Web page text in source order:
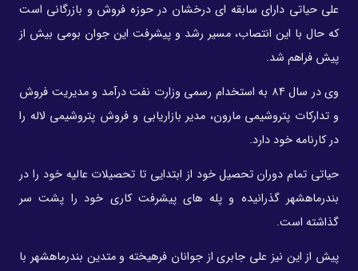
علی حیاتی دارای سابقه ای درخشان در حوزه فروش و بازرگانی است
که حال با این انتصاب، مسیر رشد و پیشرفت این جوان بومی بیش از
پیش فراهم شد.
وی در سال ۸۴ به استخدام رسمی وزارت نفت درآمد و مدیریت فروش
و تدارکات پتروشیمی مارون، مدیر بازاریابی و فروش پتروشیمی لاله را
در کارنامه خود دارد.
حیاتی تمام دوران تحصیل خود از ابتدایی تا تحصیلات عالیه خود را در
بندرماهشهر گذرانیده و پله های پیشرفت کاری خود را پشت سر
گذاشته است.
پیش از این نیز علی جابری از جوانان فرهیخته و متدین بندرماهشهر با